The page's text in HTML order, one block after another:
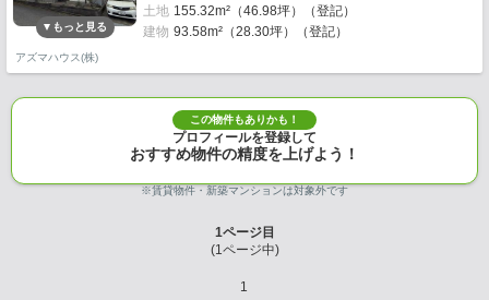
土地 155.32m²（46.98坪）（登記）
建物 93.58m²（28.30坪）（登記）
アズマハウス(株)
この物件もありかも！
プロフィールを登録して
おすすめ物件の精度を上げよう！
※賃貸物件・新築マンションは対象外です
1ページ目
(1ページ中)
1